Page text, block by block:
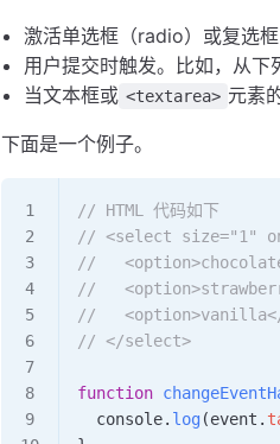
激活单选框（radio）或复选
用户提交时触发。比如，从下
当文本框或 <textarea> 元素
下面是一个例子。
// HTML 代码如下
// <select size="1"
//
//
//
// </select>
function
  console
. log (event .